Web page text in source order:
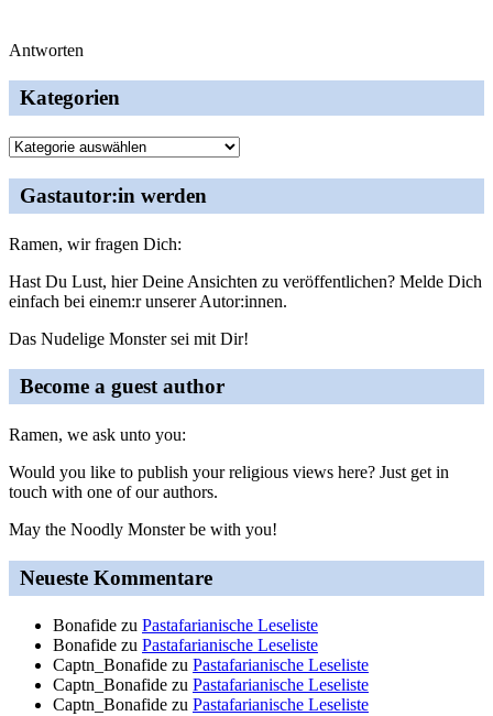
Antworten
Kategorien
Kategorien
Gastautor:in werden
Ramen, wir fragen Dich:
Hast Du Lust, hier Deine Ansichten zu veröffentlichen? Melde Dich
einfach bei einem:r unserer Autor:innen.
Das Nudelige Monster sei mit Dir!
Become a guest author
Ramen, we ask unto you:
Would you like to publish your religious views here? Just get in
touch with one of our authors.
May the Noodly Monster be with you!
Neueste Kommentare
Bonafide zu Pastafarianische Leseliste
Bonafide zu Pastafarianische Leseliste
Captn_Bonafide zu Pastafarianische Leseliste
Captn_Bonafide zu Pastafarianische Leseliste
Captn_Bonafide zu Pastafarianische Leseliste